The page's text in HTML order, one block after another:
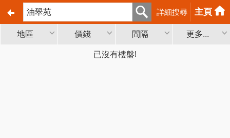
詳細搜尋 主頁
地區 價錢 間隔 更多...
已沒有樓盤!